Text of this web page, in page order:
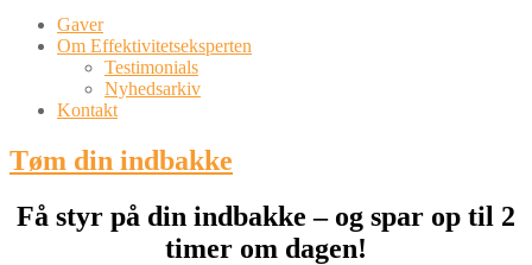
Gaver
Om Effektivitetseksperten
Testimonials
Nyhedsarkiv
Kontakt
Tøm din indbakke
Få styr på din indbakke – og spar op til 2
timer om dagen!